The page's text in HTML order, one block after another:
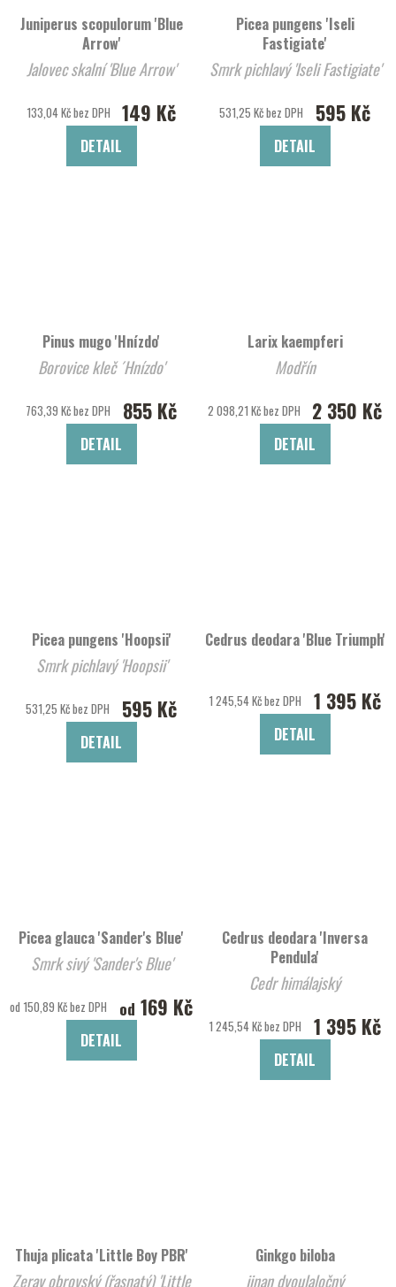
Juniperus scopulorum 'Blue
Arrow'
Jalovec skalní 'Blue Arrow'
133,04 Kč bez DPH 149 Kč
DETAIL
Picea pungens 'Iseli
Fastigiate'
Smrk pichlavý 'Iseli Fastigiate'
531,25 Kč bez DPH 595 Kč
DETAIL
Pinus mugo 'Hnízdo'
Borovice kleč ´Hnízdo'
763,39 Kč bez DPH 855 Kč
DETAIL
Larix kaempferi
Modřín
2 098,21 Kč bez DPH 2 350 Kč
DETAIL
Picea pungens 'Hoopsii'
Smrk pichlavý 'Hoopsii'
531,25 Kč bez DPH 595 Kč
DETAIL
Cedrus deodara 'Blue Triumph'
1 245,54 Kč bez DPH 1 395 Kč
DETAIL
Picea glauca 'Sander's Blue'
Smrk sivý 'Sander's Blue'
od 150,89 Kč bez DPH od 169 Kč
DETAIL
Cedrus deodara 'Inversa
Pendula'
Cedr himálajský
1 245,54 Kč bez DPH 1 395 Kč
DETAIL
Thuja plicata 'Little Boy PBR'
Zerav obrovský (řasnatý) 'Little
Ginkgo biloba
jinan dvoulaločný